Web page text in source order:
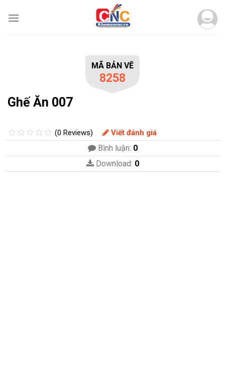
MÃ BẢN VẼ
8258
Ghế Ăn 007
(0 Reviews) Viết đánh giá
Bình luận: 0
Download: 0